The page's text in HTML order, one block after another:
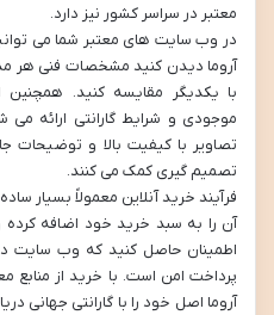
معتبر در سراسر کشور نیز دارد.
در وب سایت های معتبر شما می
آروما دیدن کنید مشخصات فنی هر
با یکدیگر مقایسه کنید. همچنین
موجودی و شرایط گارانتی ارائه
تصاویر با کیفیت بالا و
تصمیم گیری کمک می کنند.
فرآیند خرید آنلاین معمولاً بسیار
آن را به سبد خرید خود اضافه کرده
اطمینان حاصل کنید که وب سایت
پرداخت امن است. با خرید از منابع
آروما اصل خود را با گارانتی